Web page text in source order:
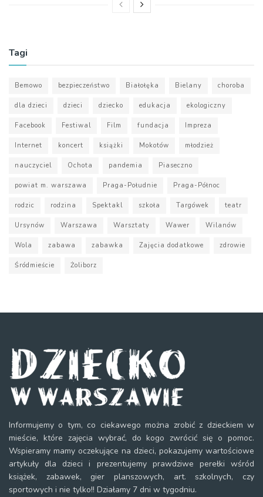
Tagi
Bemowo bezpieczeństwo Białołęka Bielany choroba
dla dzieci dzieci dziecko edukacja ekologiczny
Facebook Festiwal Film fundacja Impreza
Internet koncert książki Mokotów młodzież
nauczyciel Ochota pandemia Piaseczno
powiat m. warszawa Praga-Południe Praga-Północ
rodzic rodzina Spektakl szkoła Targówek teatr
Ursynów Warszawa Warsztaty Wawer Wilanów
Wola zabawa zabawka Zajęcia dodatkowe zdrowie
Śródmieście Żoliborz
Informujemy o tym, co ciekawego można zrobić z dzieckiem w
mieście, które zajęcia wybrać, do kogo zwrócić się o pomoc.
Wspieramy mamy oczekujące na dzieci, pokazujemy wartościowe
artykuły dla dzieci i prezentujemy prawdziwe perełki wśród
książek, zabawek, gier planszowych, art. szkolnych, czy
sportowych i nie tylko!! Działamy 7 dni w tygodniu.